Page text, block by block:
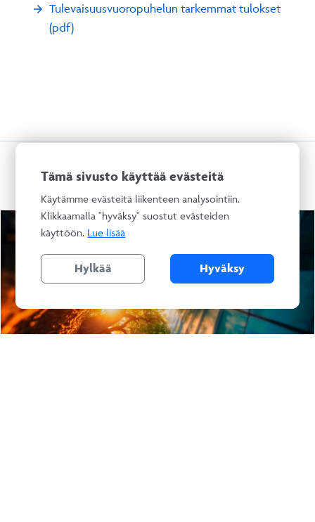
Tulevaisuusvuoropuhelun tarkemmat tulokset
(pdf)
AJANKOHTAISTA
Tämä sivusto käyttää evästeitä
Käytämme evästeitä liikenteen analysointiin.
Klikkaamalla "hyväksy" suostut evästeiden
käyttöön. Lue lisää
Hylkää Hyväksy